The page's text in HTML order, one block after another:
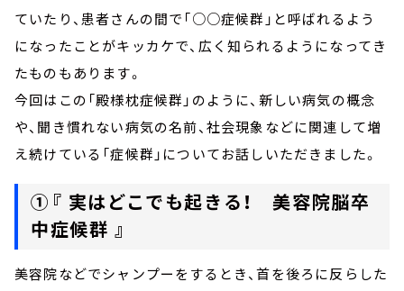
ていたり、患者さんの間で「○○症候群」と呼ばれるよう
になったことがキッカケで、広く知られるようになってき
たものもあります。
今回はこの「殿様枕症候群」のように、新しい病気の概念
や、聞き慣れない病気の名前、社会現象などに関連して増
え続けている「症候群」についてお話しいただきました。
①『 実はどこでも起きる！ 美容院脳卒
中症候群 』
美容院などでシャンプーをするとき、首を後ろに反らした